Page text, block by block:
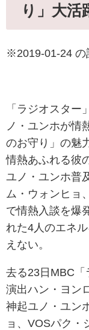
り」大活
※2019-01-24 の
「ラジオスター
ノ・ユンホが情
のお守り」の魅
情熱あふれる彼
ユノ・ユンホ普
ム・ウォンヒョ
で情熱入談を爆
れた4人のエネ
えない。
去る23日MBC「
演出ハン・ヨン
神起ユノ・ユン
ョ、VOSパク・